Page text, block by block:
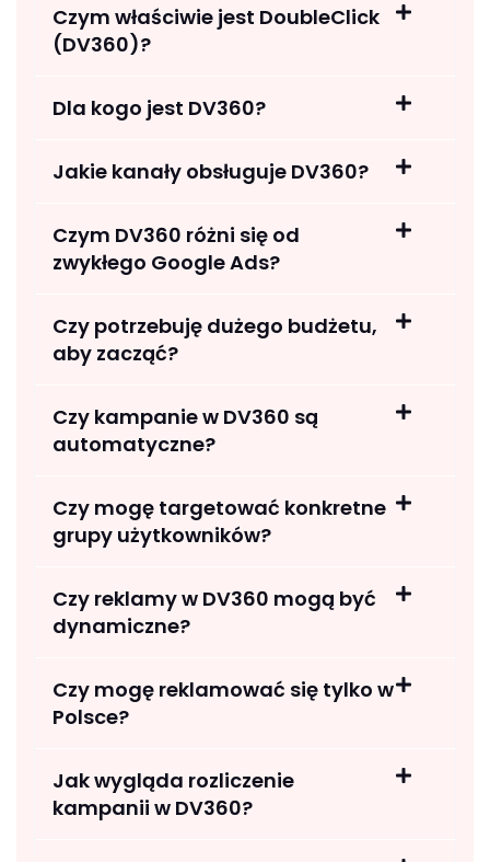
Czym właściwie jest DoubleClick
(DV360)?
Dla kogo jest DV360?
Jakie kanały obsługuje DV360?
Czym DV360 różni się od
zwykłego Google Ads?
Czy potrzebuję dużego budżetu,
aby zacząć?
Czy kampanie w DV360 są
automatyczne?
Czy mogę targetować konkretne
grupy użytkowników?
Czy reklamy w DV360 mogą być
dynamiczne?
Czy mogę reklamować się tylko w
Polsce?
Jak wygląda rozliczenie
kampanii w DV360?